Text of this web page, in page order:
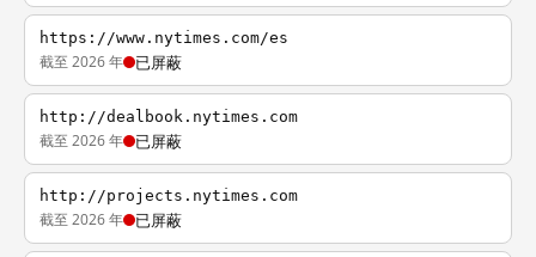
https://www.nytimes.com/es
截至 2026 年 已屏蔽
http://dealbook.nytimes.com
截至 2026 年 已屏蔽
http://projects.nytimes.com
截至 2026 年 已屏蔽